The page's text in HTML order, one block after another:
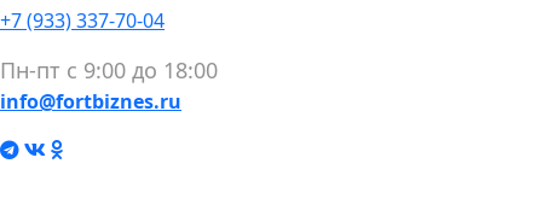
+7 (933) 337-70-04
Пн-пт с 9:00 до 18:00
info@fortbiznes.ru